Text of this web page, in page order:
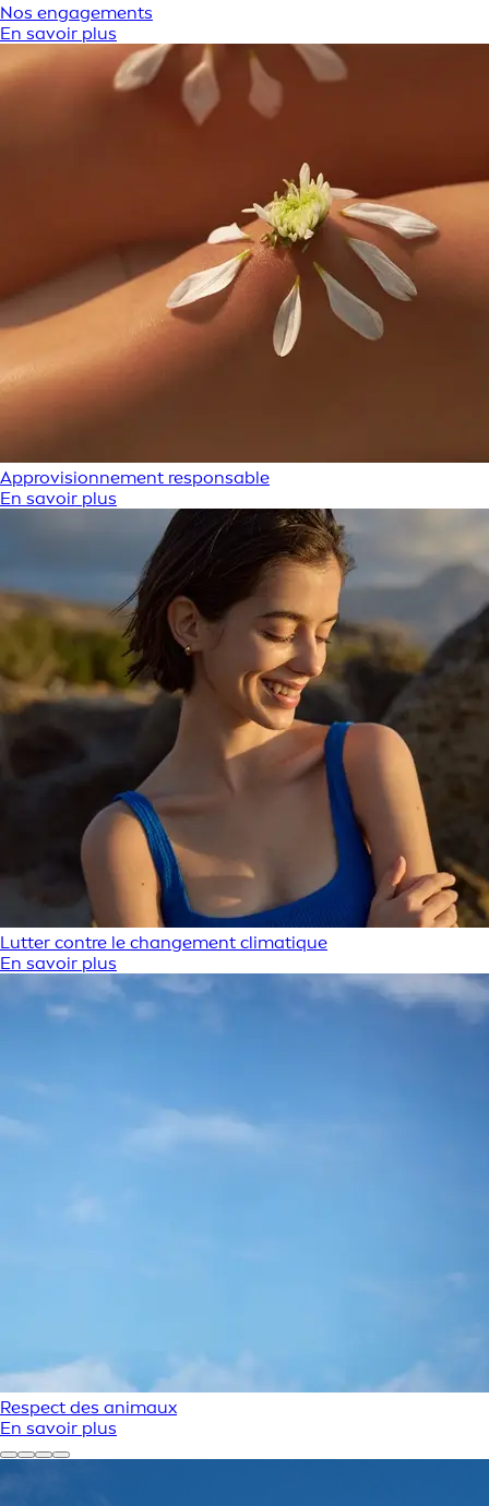
Nos engagements
En savoir plus
Approvisionnement responsable
En savoir plus
Lutter contre le changement climatique
En savoir plus
Respect des animaux
En savoir plus